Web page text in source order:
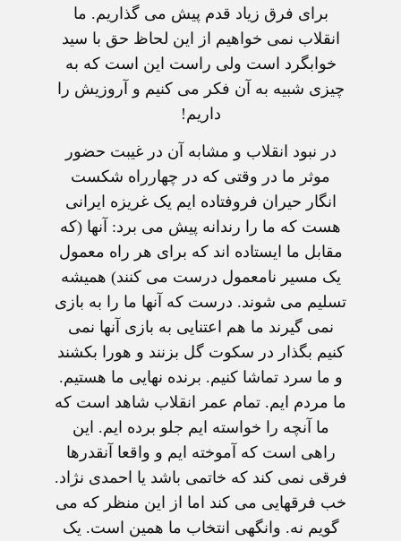
برای فرق زياد قدم پيش می گذاريم. ما
انقلاب نمی خواهيم از اين لحاظ حق با سيد
خوابگرد است ولی راست اين است که به
چيزی شبيه به آن فکر می کنيم و آروزيش را
داريم!
در نبود انقلاب و مشابه آن در غيبت حضور
موثر ما در وقتی که در چهارراه شکست
انگار حيران فروفتاده ايم يک غريزه ايرانی
هست که ما را رندانه پيش می برد: آنها (که
مقابل ما ايستاده اند که برای هر راه معمول
يک مسير نامعمول درست می کنند) هميشه
تسليم می شوند. درست که آنها ما را به بازی
نمی گيرند ما هم اعتنايی به بازی آنها نمی
کنيم بگذار در سکوت گل بزنند و هورا بکشند
و ما سرد تماشا کنيم. برنده نهايی ما هستيم.
ما مردم ايم. تمام عمر انقلاب شاهد است که
ما آنچه را خواسته ايم جلو برده ايم. اين
راهی است که آموخته ايم و واقعا آنقدرها
فرقی نمی کند که خاتمی باشد يا احمدی نژاد.
خب فرقهايی می کند اما از اين منظر که می
گويم نه. وانگهی انتخاب ما همين است. يک